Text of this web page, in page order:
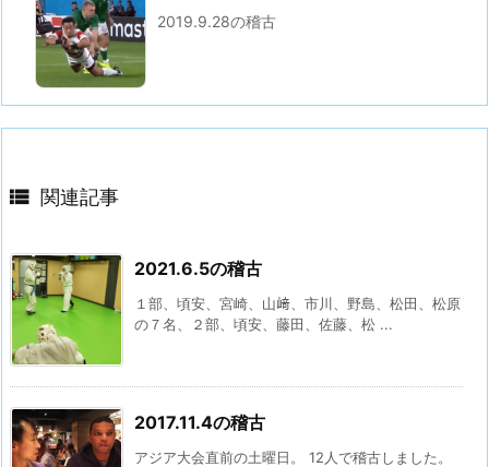
2019.9.28の稽古
 関連記事
2021.6.5の稽古
１部、頃安、宮崎、山﨑、市川、野島、松田、松原
の７名、２部、頃安、藤田、佐藤、松 ...
2017.11.4の稽古
アジア大会直前の土曜日。 12人で稽古しました。